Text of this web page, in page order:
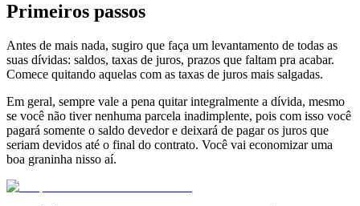
Primeiros passos
Antes de mais nada, sugiro que faça um levantamento de todas as
suas dívidas: saldos, taxas de juros, prazos que faltam pra acabar.
Comece quitando aquelas com as taxas de juros mais salgadas.
Em geral, sempre vale a pena quitar integralmente a dívida, mesmo
se você não tiver nenhuma parcela inadimplente, pois com isso você
pagará somente o saldo devedor e deixará de pagar os juros que
seriam devidos até o final do contrato. Você vai economizar uma
boa graninha nisso aí.